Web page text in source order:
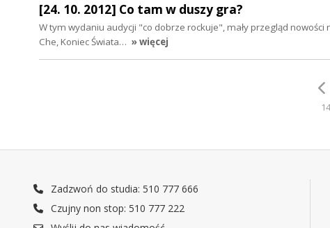
[24. 10. 2012] Co tam w duszy gra?
W tym wydaniu audycji "co dobrze rockuje", mały przegląd
Che, Koniec Świata… » więcej
Zadzwoń do studia: 510 777 666
Czujny non stop: 510 777 222